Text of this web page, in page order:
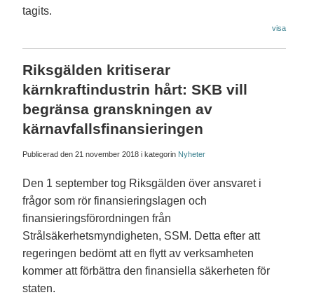
tagits.
visa
Riksgälden kritiserar
kärnkraftindustrin hårt: SKB vill
begränsa granskningen av
kärnavfallsfinansieringen
Publicerad den 21 november 2018 i kategorin Nyheter
Den 1 september tog Riksgälden över ansvaret i
frågor som rör finansieringslagen och
finansieringsförordningen från
Strålsäkerhetsmyndigheten, SSM. Detta efter att
regeringen bedömt att en flytt av verksamheten
kommer att förbättra den finansiella säkerheten för
staten.